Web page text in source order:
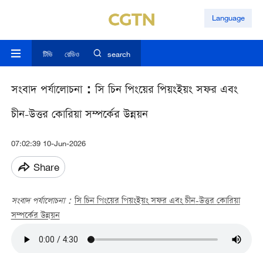
Language
টিভি রেডিও search
সংবাদ পর্যালোচনা：সি চিন পিংয়ের পিয়ংইয়ং সফর এবং
চীন-উত্তর কোরিয়া সম্পর্কের উন্নয়ন
07:02:39 10-Jun-2026
Share
সংবাদ পর্যালোচনা：সি চিন পিংয়ের পিয়ংইয়ং সফর এবংচীন-উত্তরকোরিয়া
সম্পর্কের উন্নয়ন